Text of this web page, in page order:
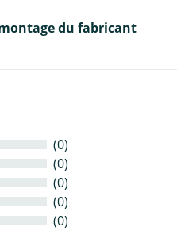
du fabricant
(0)
(0)
(0)
(0)
(0)